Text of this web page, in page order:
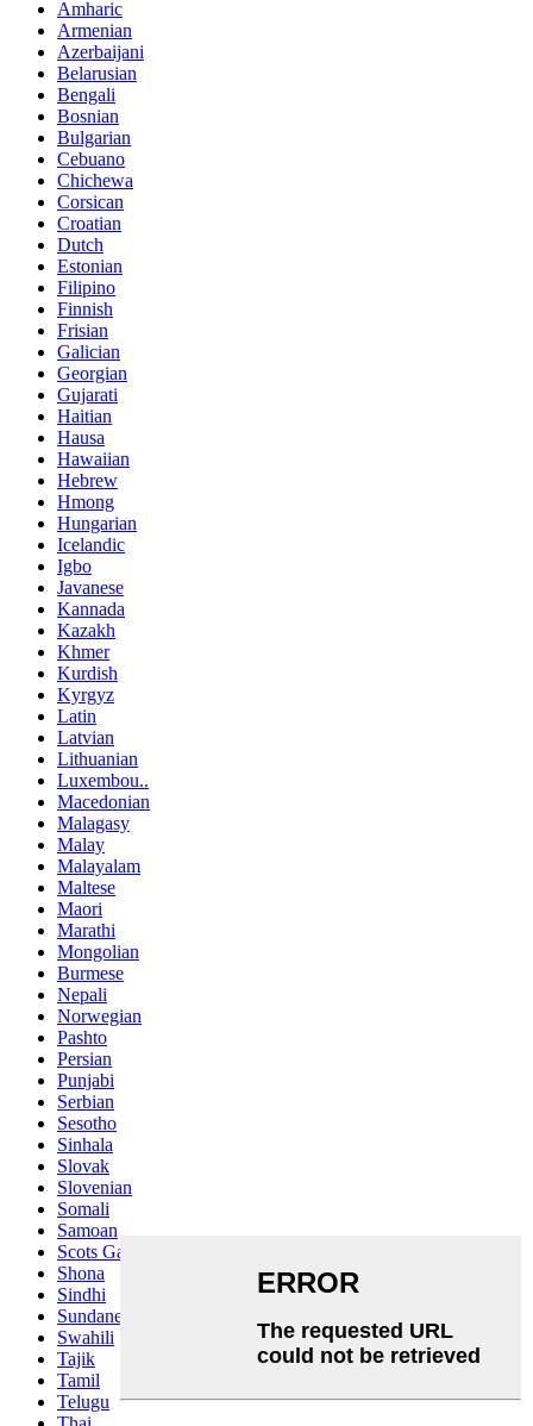
Amharic
Armenian
Azerbaijani
Belarusian
Bengali
Bosnian
Bulgarian
Cebuano
Chichewa
Corsican
Croatian
Dutch
Estonian
Filipino
Finnish
Frisian
Galician
Georgian
Gujarati
Haitian
Hausa
Hawaiian
Hebrew
Hmong
Hungarian
Icelandic
Igbo
Javanese
Kannada
Kazakh
Khmer
Kurdish
Kyrgyz
Latin
Latvian
Lithuanian
Luxembou..
Macedonian
Malagasy
Malay
Malayalam
Maltese
Maori
Marathi
Mongolian
Burmese
Nepali
Norwegian
Pashto
Persian
Punjabi
Serbian
Sesotho
Sinhala
Slovak
Slovenian
Somali
Samoan
Scots Gaelic
Shona
Sindhi
Sundanese
Swahili
Tajik
Tamil
Telugu